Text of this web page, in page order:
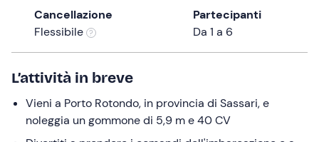
mark
the
shortcuts
Cancellazione
Flessibile
Partecipanti
Da 1 a 6
L’attività in breve
Vieni a Porto Rotondo, in provincia di Sassari, e
noleggia un gommone di 5,9 m e 40 CV